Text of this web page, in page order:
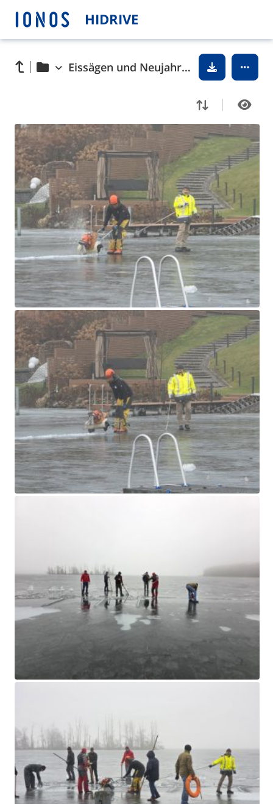
HIDRIVE
Eissägen und Neujahrsempfang 2026